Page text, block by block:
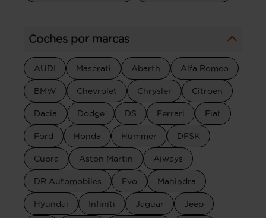
Coches por marcas
AUDI Maserati Abarth Alfa Romeo
BMW Chevrolet Chrysler Citroen
Dacia Dodge DS Ferrari Fiat
Ford Honda Hummer DFSK
Cupra Aston Martin Aiways
DR Automobiles Evo Mahindra
Hyundai Infiniti Jaguar Jeep